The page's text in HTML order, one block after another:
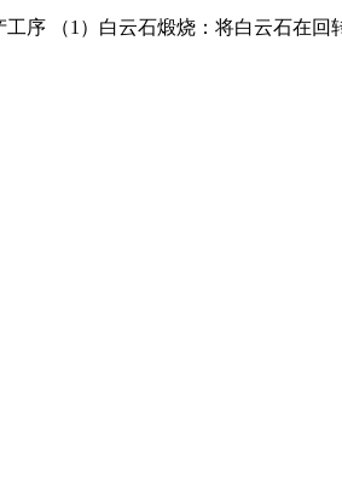
序 （1）白云石煅烧：将白云石在回